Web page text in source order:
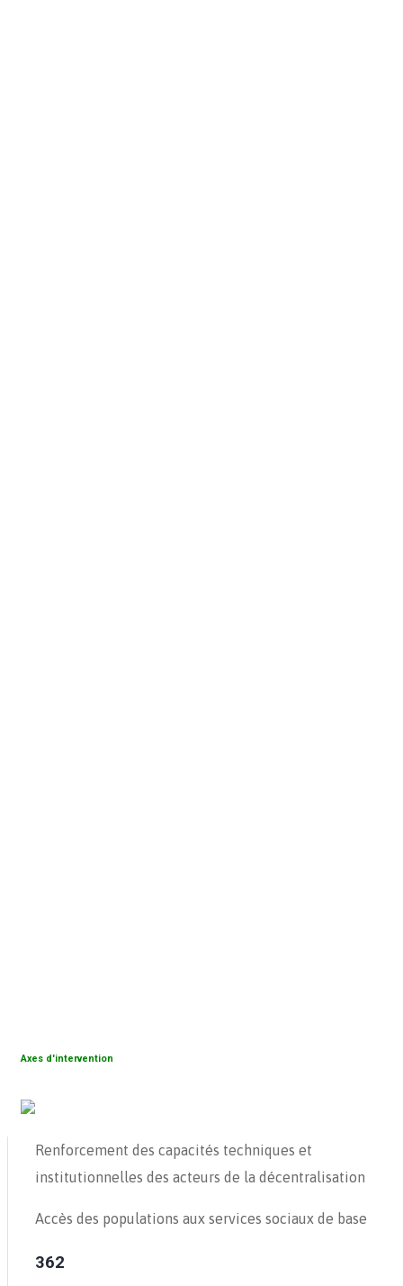
Axes d'intervention
Renforcement des capacités techniques et
institutionnelles des acteurs de la décentralisation
Accès des populations aux services sociaux de base
362